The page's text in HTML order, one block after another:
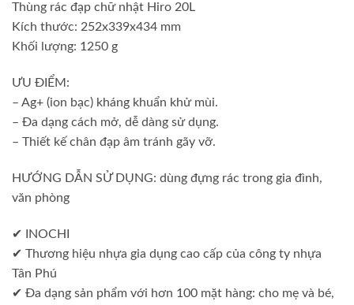
Thùng rác đạp chữ nhật Hiro 20L
Kích thước: 252x339x434 mm
Khối lượng: 1250 g
ƯU ĐIỂM:
– Ag+ (ion bạc) kháng khuẩn khử mùi.
– Đa dạng cách mở, dễ dàng sử dụng.
– Thiết kế chân đạp âm tránh gãy vỡ.
HƯỚNG DẪN SỬ DỤNG: dùng đựng rác trong gia đình,
văn phòng
✔ INOCHI
✔ Thương hiệu nhựa gia dụng cao cấp của công ty nhựa
Tân Phú
✔ Đa dạng sản phẩm với hơn 100 mặt hàng: cho mẹ và bé,